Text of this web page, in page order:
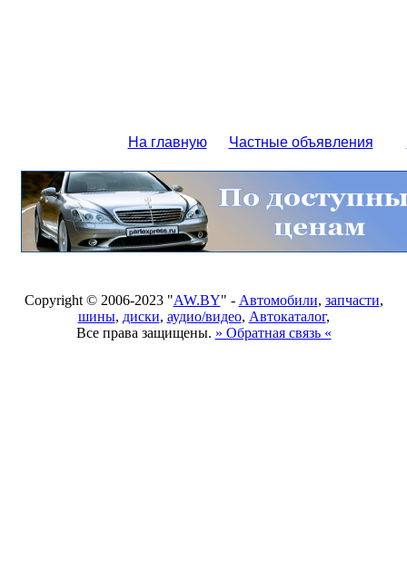
На главную Частные объявления
Copyright © 2006-2023 "AW.BY" - Автомобили, запчасти,
шины, диски, аудио/видео, Автокаталог,
Все права защищены. » Обратная связь «